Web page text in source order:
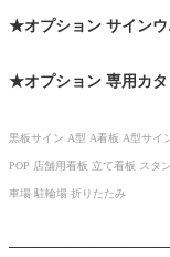
★オプション サインウ
★オプション 専用カタ
黒板サイン A型 A看板 A型サイ
POP 店舗用看板 立て看板 スタ
車場 駐輪場 折りたたみ